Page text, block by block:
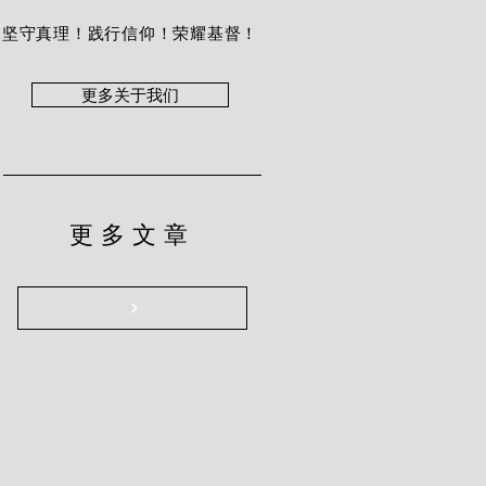
坚守真理！践行信仰！荣耀基督！
更多关于我们
更多文章